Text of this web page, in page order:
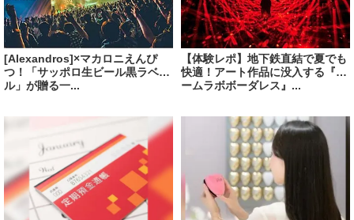
[Alexandros]×マカロニえんぴ
つ！「サッポロ生ビール黒ラベ
ル」が贈る一...
【体験レポ】地下鉄直結で夏でも
快適！アート作品に没入する『チ
ームラボボーダレス』...